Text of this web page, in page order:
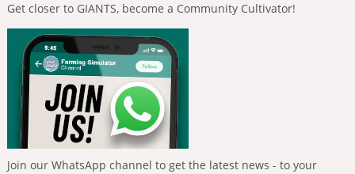
Get closer to GIANTS, become a Community Cultivator!
Join our WhatsApp channel to get the latest news - to your